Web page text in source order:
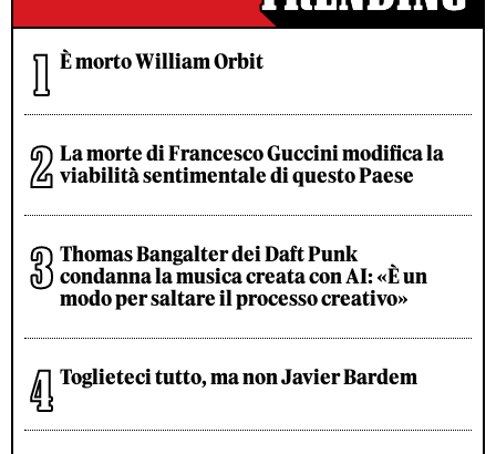
È morto William Orbit
La morte di Francesco Guccini modifica la
viabilità sentimentale di questo Paese
Thomas Bangalter dei Daft Punk
condanna la musica creata con AI: «È un
modo per saltare il processo creativo»
Toglieteci tutto, ma non Javier Bardem